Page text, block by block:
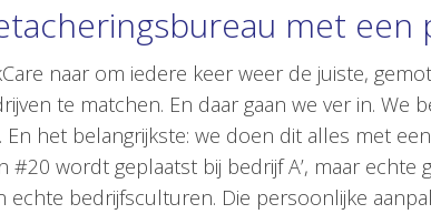
met een
naar om iedere keer weer de juiste,
te matchen. En daar gaan we ver in. We
En het belangrijkste: we doen dit alles met
#20 wordt geplaatst bij bedrijf A’, maar
echte bedrijfsculturen. Die persoonlijke